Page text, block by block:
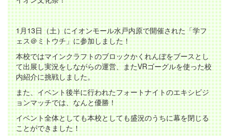
1月13日（土）にイオンモール水戸内原で開催された「学フ
ェス＠ミトウチ」に参加しました！
本校ではマインクラフトのブロックかくれんぼをブースとし
て出展し実況をしながらの運営、またVRゴーグルを使った校
内紹介に挑戦しました。
また、イベント後半に行われたフォートナイトのエキシビジ
ョンマッチでは、なんと優勝！
イベント全体としても本校としても盛況のうちに幕を閉じる
ことができました！